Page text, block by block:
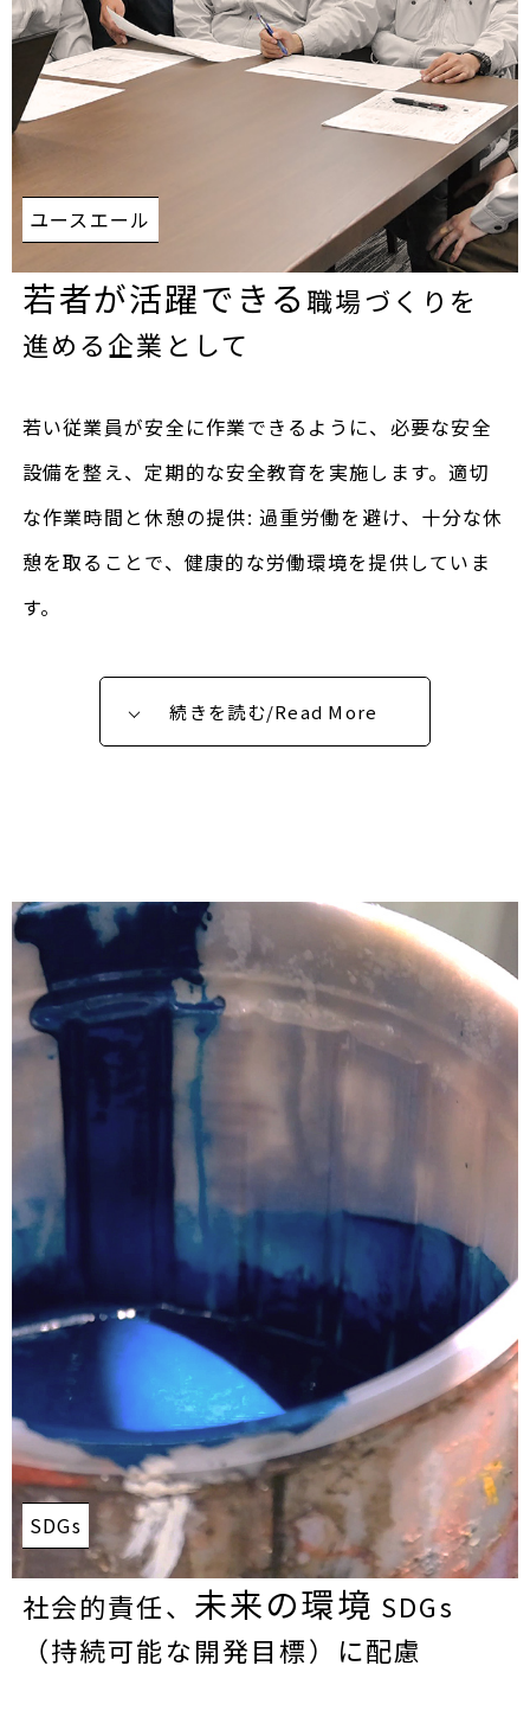
ユースエール
若者が活躍できる 職場づくりを
進める企業として
若い従業員が安全に作業できるように、必要な安全
設備を整え、定期的な安全教育を実施します。適切
な作業時間と休憩の提供: 過重労働を避け、十分な休
憩を取ることで、健康的な労働環境を提供していま
す。
続きを読む/Read More
SDGs
社会的責任、 未来の環境 SDGs
（持続可能な開発目標）に配慮